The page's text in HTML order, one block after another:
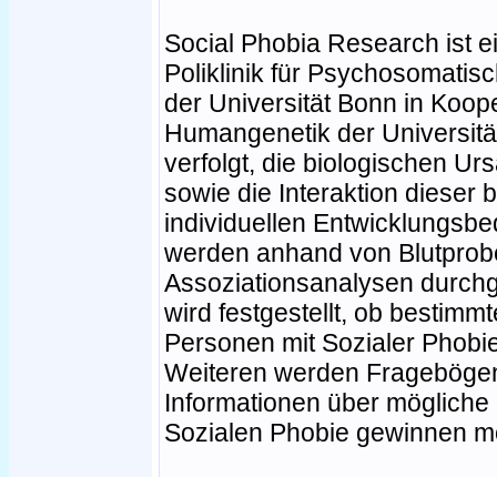
Social Phobia Research ist
Poliklinik für
der Universität Bonn in
Humangenetik der
verfolgt, die biologischen
sowie die Interaktion dieser
individuellen
werden anhand von
Assoziationsanalysen
wird festgestellt, ob
Personen mit Sozialer
Weiteren werden
Informationen über
Sozialen Phobie gewinnen